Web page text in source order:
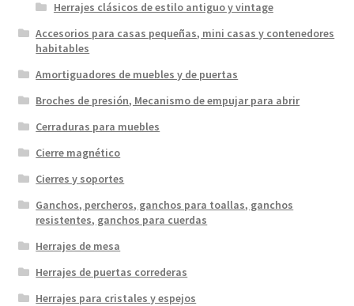
Herrajes clásicos de estilo antiguo y vintage
Accesorios para casas pequeñas, mini casas y contenedores
habitables
Amortiguadores de muebles y de puertas
Broches de presión, Mecanismo de empujar para abrir
Cerraduras para muebles
Cierre magnético
Cierres y soportes
Ganchos, percheros, ganchos para toallas, ganchos
resistentes, ganchos para cuerdas
Herrajes de mesa
Herrajes de puertas correderas
Herrajes para cristales y espejos